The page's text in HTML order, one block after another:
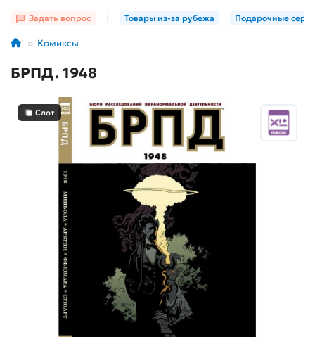
Задать вопрос Товары из-за рубежа Подарочные
Комиксы
БРПД. 1948
Слот